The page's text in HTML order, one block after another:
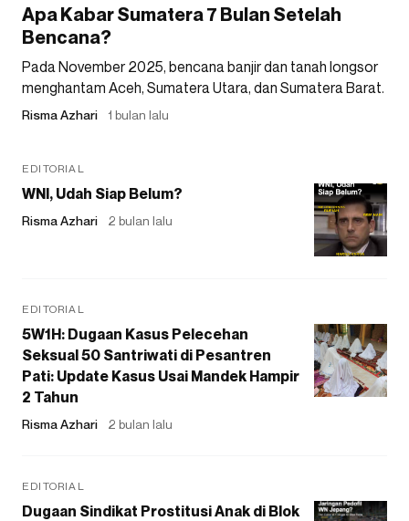
Apa Kabar Sumatera 7 Bulan Setelah
Bencana?
Pada November 2025, bencana banjir dan tanah longsor
menghantam Aceh, Sumatera Utara, dan Sumatera Barat.
Risma Azhari 1 bulan lalu
EDITORIAL
WNI, Udah Siap Belum?
Risma Azhari 2 bulan lalu
EDITORIAL
5W1H: Dugaan Kasus Pelecehan
Seksual 50 Santriwati di Pesantren
Pati: Update Kasus Usai Mandek Hampir
2 Tahun
Risma Azhari 2 bulan lalu
EDITORIAL
Dugaan Sindikat Prostitusi Anak di Blok